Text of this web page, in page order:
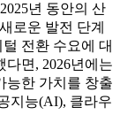
년 동안의 산
로운 발전 단계
전환 수요에 대
면, 2026년에는
능한 가치를 창출
지능(AI), 클라우